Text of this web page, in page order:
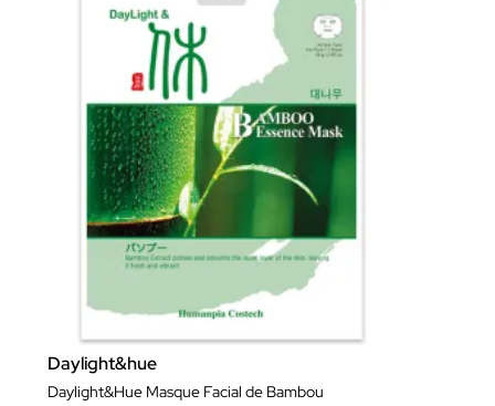
Daylight&hue
Daylight&Hue Masque Facial de Bambou